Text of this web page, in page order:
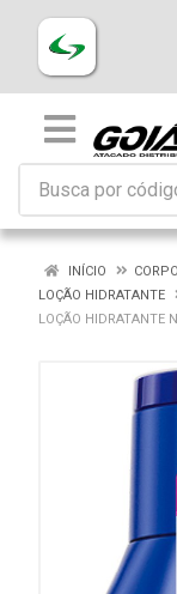
INÍCIO
LOÇÃO HIDRATANTE
LOÇÃO HIDRATANTE